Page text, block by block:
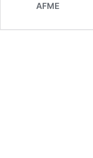
AFME